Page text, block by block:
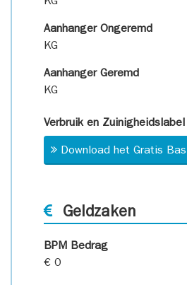
Aanhanger Ongeremd
KG
Aanhanger Geremd
KG
Verbruik en Zuinigheidslabel
Download het Gratis
Geldzaken
BPM Bedrag
€ 0